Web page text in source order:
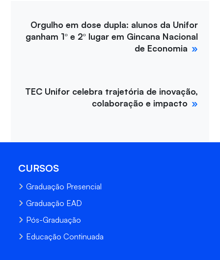
Orgulho em dose dupla: alunos da Unifor
ganham 1º e 2º lugar em Gincana Nacional
de Economia
TEC Unifor celebra trajetória de inovação,
colaboração e impacto
CURSOS
Graduação Presencial
Graduação EAD
Pós-Graduação
Educação Continuada